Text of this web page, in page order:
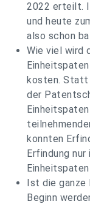
2022 erteilt.
und heute
also schon
Wie viel wird
kosten. Statt
der
konnten
Erfindung
Ist die ganze
Beginn